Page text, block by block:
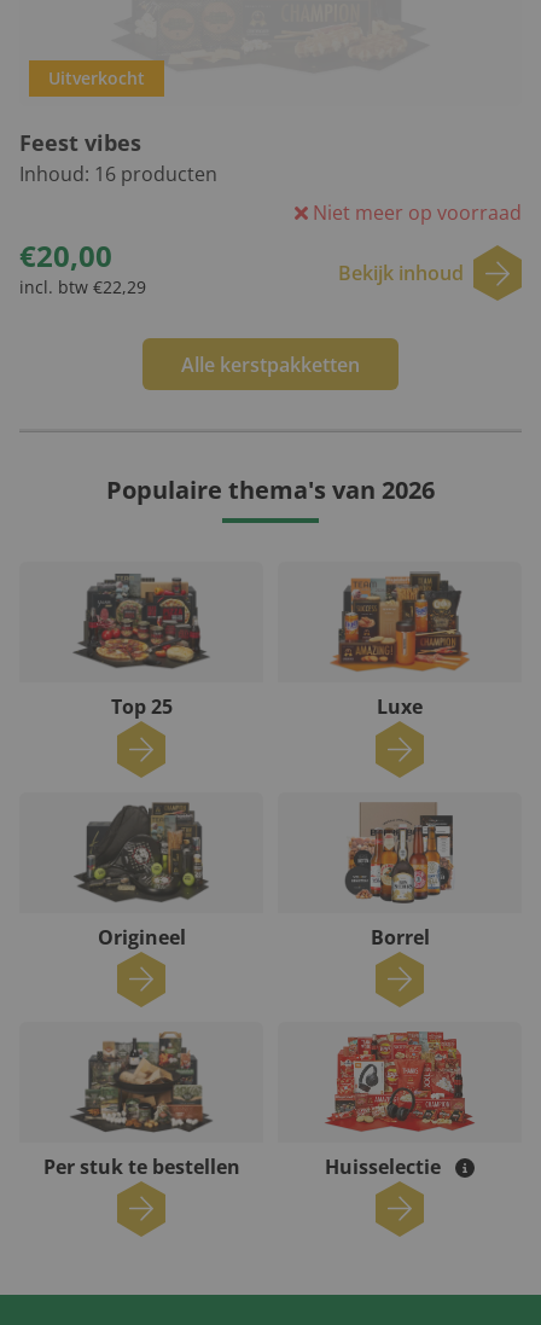
Uitverkocht
Feest vibes
Inhoud: 16 producten
Niet meer op voorraad
€20,00
incl. btw €22,29
Bekijk inhoud
Alle kerstpakketten
Populaire thema's van 2026
Top 25 Luxe
Origineel Borrel
Per stuk te bestellen Huisselectie